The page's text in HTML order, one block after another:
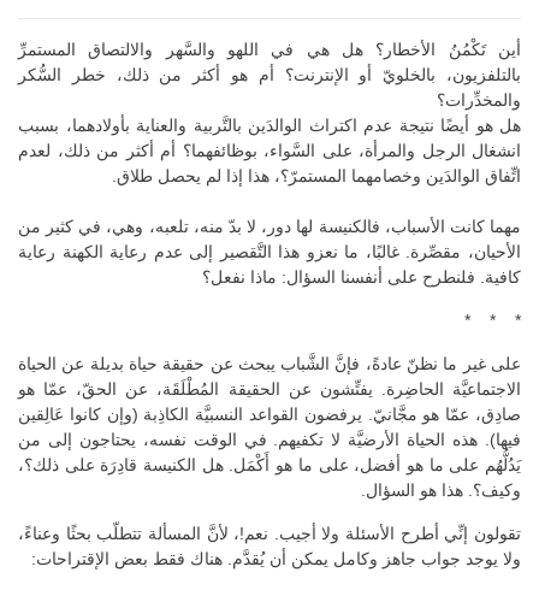
أين تَكْمُنُ الأخطار؟ هل هي في اللهو والسَّهر والالتصاق المستمرِّ
بالتلفزيون، بالخلويّ أو الإنترنت؟ أم هو أكثر من ذلك، خطر السُّكر
والمخدِّرات؟
هل هو أيضًا نتيجة عدم اكتراث الوالدَين بالتَّربية والعناية بأولادهما، بسبب
انشغال الرجل والمرأة، على السَّواء، بوظائفهما؟ أم أكثر من ذلك، لعدم
اتِّفاق الوالدَين وخصامهما المستمرّ؟، هذا إذا لم يحصل طلاق.
مهما كانت الأسباب، فالكنيسة لها دور، لا بدّ منه، تلعبه، وهي، في كثير من
الأحيان، مقصِّرة. غالبًا، ما نعزو هذا التَّقصير إلى عدم رعاية الكهنة رعاية
كافية. فلنطرح على أنفسنا السؤال: ماذا نفعل؟
* * *
على غير ما نظنّ عادةً، فإنَّ الشَّباب يبحث عن حقيقة حياة بديلة عن الحياة
الاجتماعيَّة الحاضِرة. يفتِّشون عن الحقيقة المُطْلَقَة، عن الحقّ، عمّا هو
صادِق، عمّا هو مجَّانيّ. يرفضون القواعد النسبيَّة الكاذِبة (وإن كانوا عَالِقين
فيها). هذه الحياة الأرضيَّة لا تكفيهم. في الوقت نفسه، يحتاجون إلى من
يَدُلُّهُم على ما هو أفضل، على ما هو أَكْمَل. هل الكنيسة قادِرَة على ذلك؟،
وكيف؟. هذا هو السؤال.
تقولون إنِّي أطرح الأسئلة ولا أجيب. نعم!، لأنَّ المسألة تتطلّب بحثًا وعناءً،
ولا يوجد جواب جاهز وكامل يمكن أن يُقدَّم. هناك فقط بعض الإقتراحات: